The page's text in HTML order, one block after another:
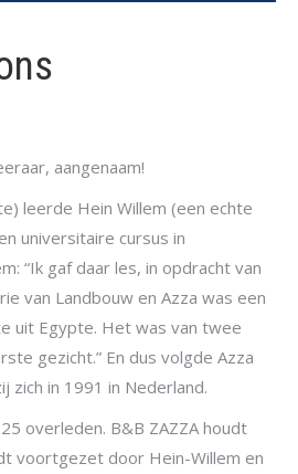
aangenaam!
leerde Hein Willem (een echte
universitaire cursus in
“Ik gaf daar les, in opdracht van
van Landbouw en Azza was een
uit Egypte. Het was van twee
gezicht.” En dus volgde Azza
zich in 1991 in Nederland.
overleden. B&B ZAZZA houdt
voortgezet door Hein-Willem en